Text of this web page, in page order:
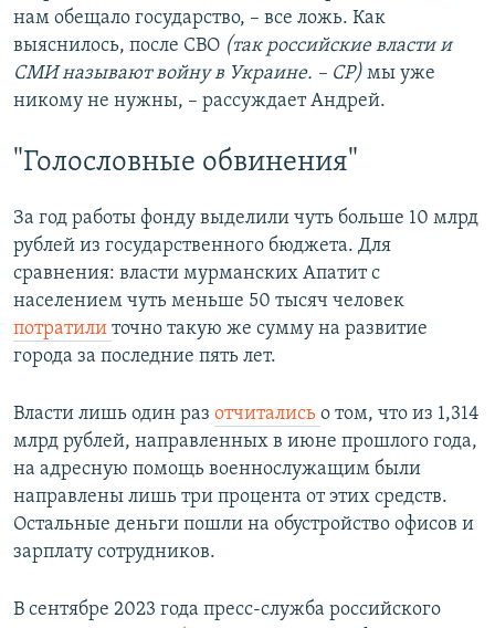
нам обещало государство, – все ложь. Как
выяснилось, после СВО (так российские власти и
СМИ называют войну в Украине. – СР) мы уже
никому не нужны, – рассуждает Андрей.
"Голословные обвинения"
За год работы фонду выделили чуть больше 10 млрд
рублей из государственного бюджета. Для
сравнения: власти мурманских Апатит с
населением чуть меньше 50 тысяч человек
потратили точно такую же сумму на развитие
города за последние пять лет.
Власти лишь один раз отчитались о том, что из 1,314
млрд рублей, направленных в июне прошлого года,
на адресную помощь военнослужащим были
направлены лишь три процента от этих средств.
Остальные деньги пошли на обустройство офисов и
зарплату сотрудников.
В сентябре 2023 года пресс-служба российского